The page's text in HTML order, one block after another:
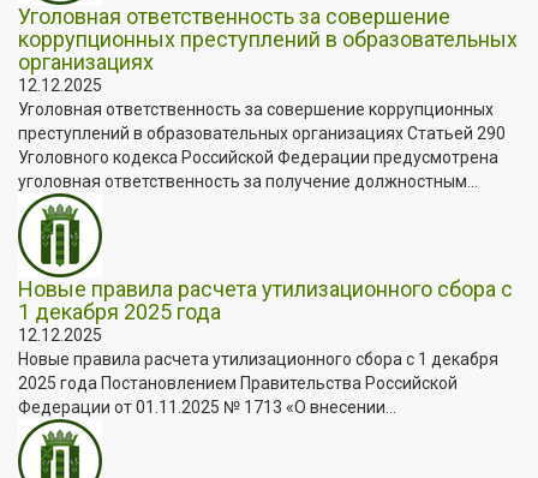
Уголовная ответственность за совершение
коррупционных преступлений в образовательных
организациях
12.12.2025
Уголовная ответственность за совершение коррупционных
преступлений в образовательных организациях Статьей 290
Уголовного кодекса Российской Федерации предусмотрена
уголовная ответственность за получение должностным...
Новые правила расчета утилизационного сбора с
1 декабря 2025 года
12.12.2025
Новые правила расчета утилизационного сбора с 1 декабря
2025 года Постановлением Правительства Российской
Федерации от 01.11.2025 № 1713 «О внесении...